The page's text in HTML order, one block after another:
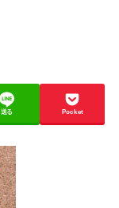
送る Pocket